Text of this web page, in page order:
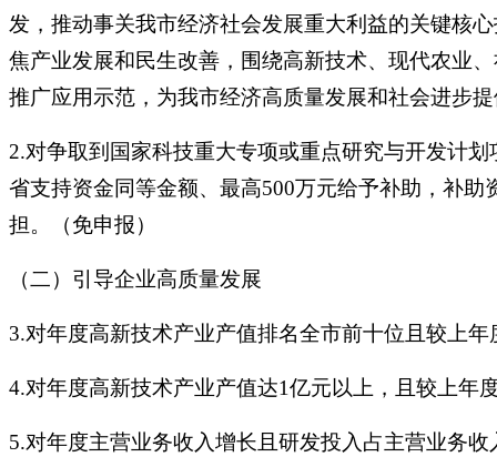
发，推动事关我市经济社会发展重大利益的关键核
焦产业发展和民生改善，围绕高新技术、现代农业
推广应用示范，为我市经济高质量发展和社会进步
2.对争取到国家科技重大专项或重点研究与开发计
省支持资金同等金额、最高500万元给予补助，补
担。（免申报）
（二）引导企业高质量发展
3.对年度高新技术产业产值排名全市前十位且较上
4.对年度高新技术产业产值达1亿元以上，且较上年
5.对年度主营业务收入增长且研发投入占主营业务